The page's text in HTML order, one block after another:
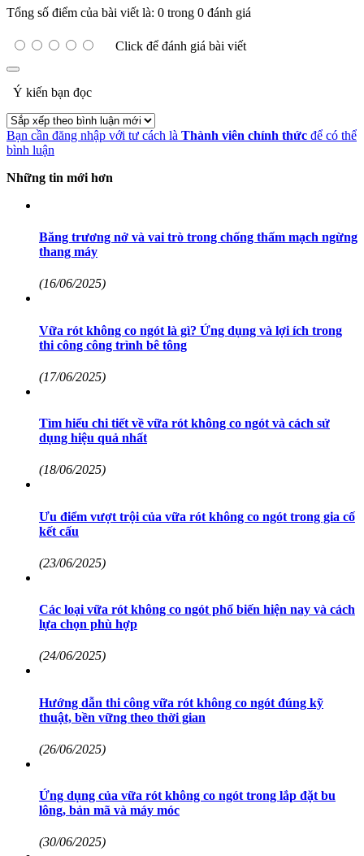
Tổng số điểm của bài viết là: 0 trong 0 đánh giá
Click để đánh giá bài viết
Ý kiến bạn đọc
Bạn cần đăng nhập với tư cách là Thành viên chính thức để có thể
bình luận
Những tin mới hơn
Băng trương nở và vai trò trong chống thấm mạch ngừng
thang máy
(16/06/2025)
Vữa rót không co ngót là gì? Ứng dụng và lợi ích trong
thi công công trình bê tông
(17/06/2025)
Tìm hiểu chi tiết về vữa rót không co ngót và cách sử
dụng hiệu quả nhất
(18/06/2025)
Ưu điểm vượt trội của vữa rót không co ngót trong gia cố
kết cấu
(23/06/2025)
Các loại vữa rót không co ngót phổ biến hiện nay và cách
lựa chọn phù hợp
(24/06/2025)
Hướng dẫn thi công vữa rót không co ngót đúng kỹ
thuật, bền vững theo thời gian
(26/06/2025)
Ứng dụng của vữa rót không co ngót trong lắp đặt bu
lông, bản mã và máy móc
(30/06/2025)